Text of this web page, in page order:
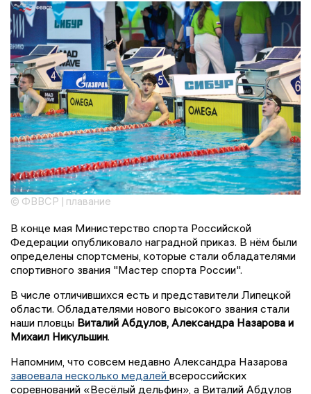
© ФВВСР | плавание
В конце мая Министерство спорта Российской
Федерации опубликовало наградной приказ. В нём были
определены спортсмены, которые стали обладателями
спортивного звания "Мастер спорта России".
В числе отличившихся есть и представители Липецкой
области. Обладателями нового высокого звания стали
наши пловцы Виталий Абдулов, Александра Назарова и
Михаил Никульшин.
Напомним, что совсем недавно Александра Назарова
завоевала несколько медалей всероссийских
соревнований «Весёлый дельфин», а Виталий Абдулов